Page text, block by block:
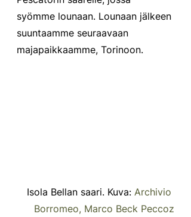
syömme lounaan. Lounaan jälkeen
suuntaamme seuraavaan
majapaikkaamme, Torinoon.
Isola Bellan saari. Kuva: Archivio
Borromeo, Marco Beck Peccoz